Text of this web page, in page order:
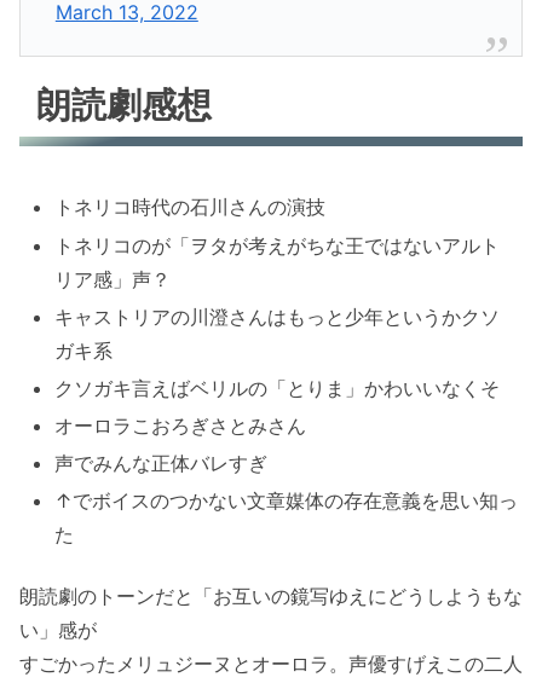
March 13, 2022
朗読劇感想
トネリコ時代の石川さんの演技
トネリコのが「ヲタが考えがちな王ではないアルト
リア感」声？
キャストリアの川澄さんはもっと少年というかクソ
ガキ系
クソガキ言えばベリルの「とりま」かわいいなくそ
オーロラこおろぎさとみさん
声でみんな正体バレすぎ
↑でボイスのつかない文章媒体の存在意義を思い知っ
た
朗読劇のトーンだと「お互いの鏡写ゆえにどうしようもな
い」感が
すごかったメリュジーヌとオーロラ。声優すげえこの二人